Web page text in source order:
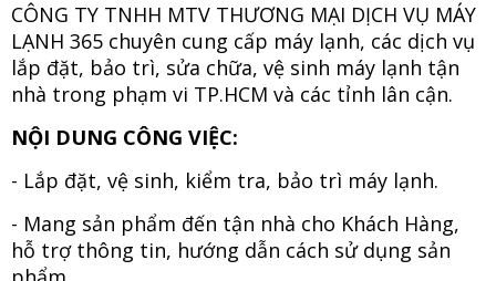
CÔNG TY TNHH MTV THƯƠNG MẠI DỊCH VỤ MÁY
LẠNH 365 chuyên cung cấp máy lạnh, các dịch vụ
lắp đặt, bảo trì, sửa chữa, vệ sinh máy lạnh tận
nhà trong phạm vi TP.HCM và các tỉnh lân cận.
NỘI DUNG CÔNG VIỆC:
- Lắp đặt, vệ sinh, kiểm tra, bảo trì máy lạnh.
- Mang sản phẩm đến tận nhà cho Khách Hàng,
hỗ trợ thông tin, hướng dẫn cách sử dụng sản